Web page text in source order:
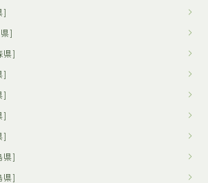
]
]
県]
]
]
]
]
県]
県]